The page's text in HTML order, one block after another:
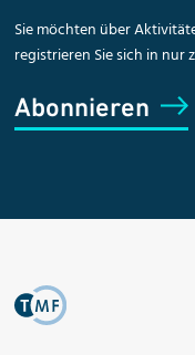
Sie möchten über
registrieren Sie sich in nur
Abonnieren